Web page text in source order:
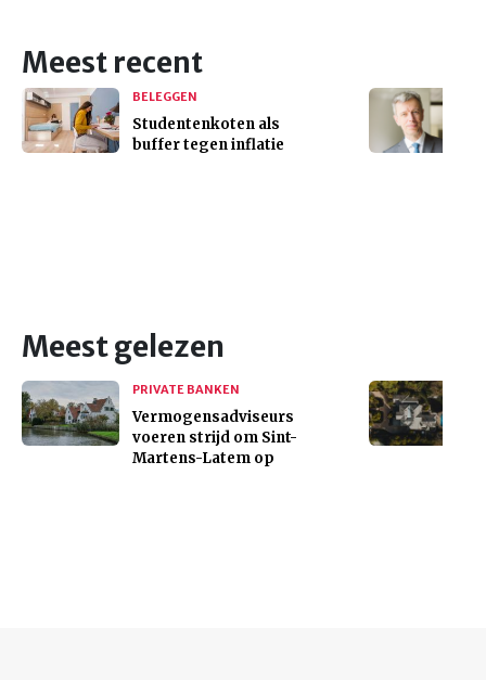
Meest recent
BELEGGEN
Studentenkoten als
buffer tegen inflatie
Meest gelezen
PRIVATE BANKEN
Vermogensadviseurs
voeren strijd om Sint-
Martens-Latem op